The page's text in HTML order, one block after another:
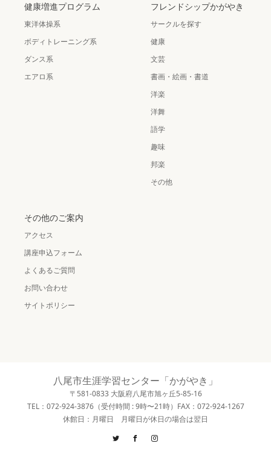
健康増進プログラム
東洋体操系
ボディトレーニング系
ダンス系
エアロ系
フレンドシップかがやき
サークルを探す
健康
文芸
書画・絵画・書道
洋楽
洋舞
語学
趣味
邦楽
その他
その他のご案内
アクセス
講座申込フォーム
よくあるご質問
お問い合わせ
サイトポリシー
八尾市生涯学習センター「かがやき」
〒581-0833 大阪府八尾市旭ヶ丘5-85-16
TEL：072-924-3876（受付時間 : 9時〜21時）FAX：072-924-1267
休館日：月曜日 月曜日が休日の場合は翌日
Twitter Facebook